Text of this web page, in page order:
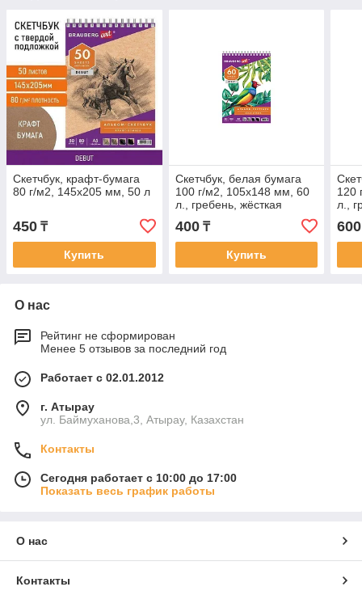
Скетчбук, крафт-бумага
80 г/м2, 145х205 мм, 50 л
450 ₸
Купить
Скетчбук, белая бумага
100 г/м2, 105х148 мм, 60
л., гребень, жёсткая
подложка, BRAUBERG
ART DEBUT, 1
400₸
Купить
120
л.,
ART
600
О нас
Рейтинг не сформирован
Менее 5 отзывов за последний год
Работает с 02.01.2012
г. Атырау
ул. Баймуханова,3, Атырау, Казахстан
Контакты
Сегодня работает с 10:00 до 17:00
Показать весь график работы
О нас
Контакты